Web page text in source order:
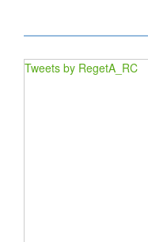
Tweets by RegetA_RC